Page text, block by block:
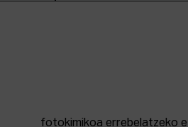
fotokimikoa errebelatzeko